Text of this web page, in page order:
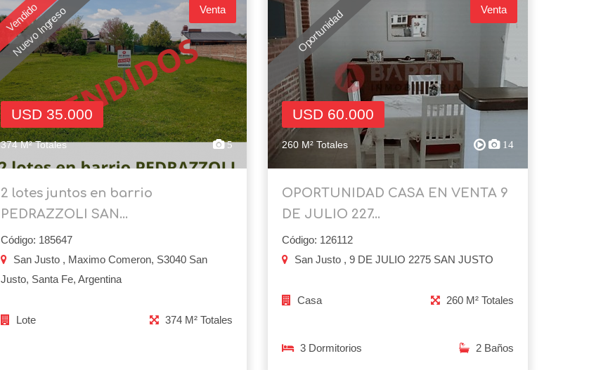
Vendido
Nuevo Ingreso Venta
USD 35.000
374 M² Totales 5
2 lotes juntos en barrio
PEDRAZZOLI SAN...
Código: 185647
San Justo , Maximo Comeron, S3040 San
Justo, Santa Fe, Argentina
Lote 374 M² Totales
Oportunidad Venta
USD 60.000
260 M² Totales 14
OPORTUNIDAD CASA EN VENTA 9
DE JULIO 227...
Código: 126112
San Justo , 9 DE JULIO 2275 SAN JUSTO
Casa 260 M² Totales
3 Dormitorios 2 Baños